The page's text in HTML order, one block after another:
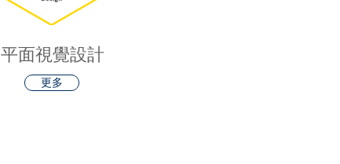
平面視覺設計
更多